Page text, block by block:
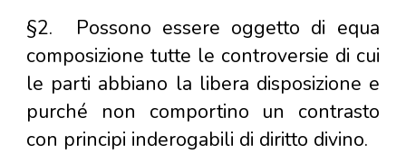
§2.
Possono essere oggetto di equa
composizione tutte le controversie di cui
le parti abbiano la libera disposizione e
purché non comportino un contrasto
con principi inderogabili di diritto divino.